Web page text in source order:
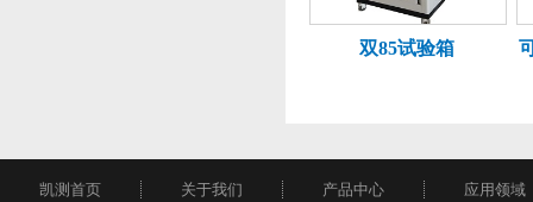
双85试验箱
凯测首页 关于我们 产品中心 应用领域